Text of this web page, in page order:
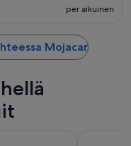
per aikuinen
Mojacar